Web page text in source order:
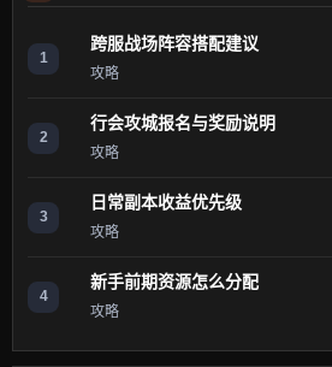
1
跨服战场阵容搭配建议
攻略
2
行会攻城报名与奖励说明
攻略
3
日常副本收益优先级
攻略
4
新手前期资源怎么分配
攻略